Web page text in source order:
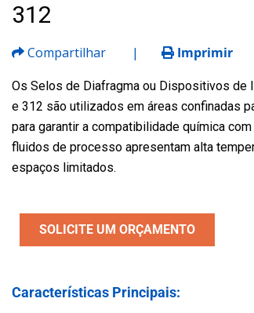
Mineração e Metalurgia
Petróleo e Gás
Energia
Mercados de Processo
Petroquímico e Químico
Alimentos e Bebidas
Mineração e Metalurgia
Petróleo e Gás
Farmacêutica e Biotecnologia
Água e Esgoto
312
Compartilhar | Imprimir
Os Selos de Diafragma ou Dispositivos de
e 312 são utilizados em áreas confinadas
para garantir a compatibilidade química
fluidos de processo apresentam alta
espaços limitados.
SOLICITE UM ORÇAMENTO
Características Principais: